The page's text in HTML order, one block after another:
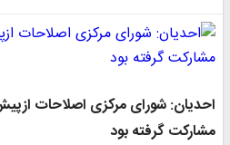
احدیان: شورای مرکزی اصلاحات
مشارکت گرفته بود